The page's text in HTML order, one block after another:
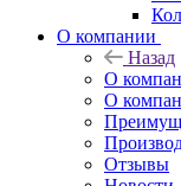
О компании
Назад
О
О
Отзывы